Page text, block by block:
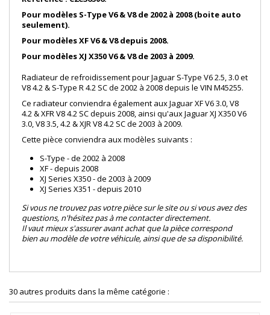
Pour modèles S-Type V6 & V8 de 2002 à 2008 (boite auto
seulement).
Pour modèles XF V6 & V8 depuis 2008.
Pour modèles XJ X350 V6 & V8 de 2003 à 2009.
Radiateur de refroidissement pour Jaguar S-Type V6 2.5, 3.0 et
V8 4.2 & S-Type R 4.2 SC de 2002 à 2008 depuis le VIN M45255.
Ce radiateur conviendra également aux Jaguar XF V6 3.0, V8
4.2 & XFR V8 4.2 SC depuis 2008, ainsi qu'aux Jaguar XJ X350 V6
3.0, V8 3.5, 4.2 & XJR V8 4.2 SC de 2003 à 2009.
Cette pièce conviendra aux modèles suivants :
S-Type - de 2002 à 2008
XF - depuis 2008
XJ Series X350 - de 2003 à 2009
XJ Series X351 - depuis 2010
Si vous ne trouvez pas votre pièce sur le site ou si vous avez des
questions, n'hésitez pas à me contacter directement.
Il vaut mieux s'assurer avant achat que la pièce correspond
bien au modèle de votre véhicule, ainsi que de sa disponibilité.
30 autres produits dans la même catégorie :